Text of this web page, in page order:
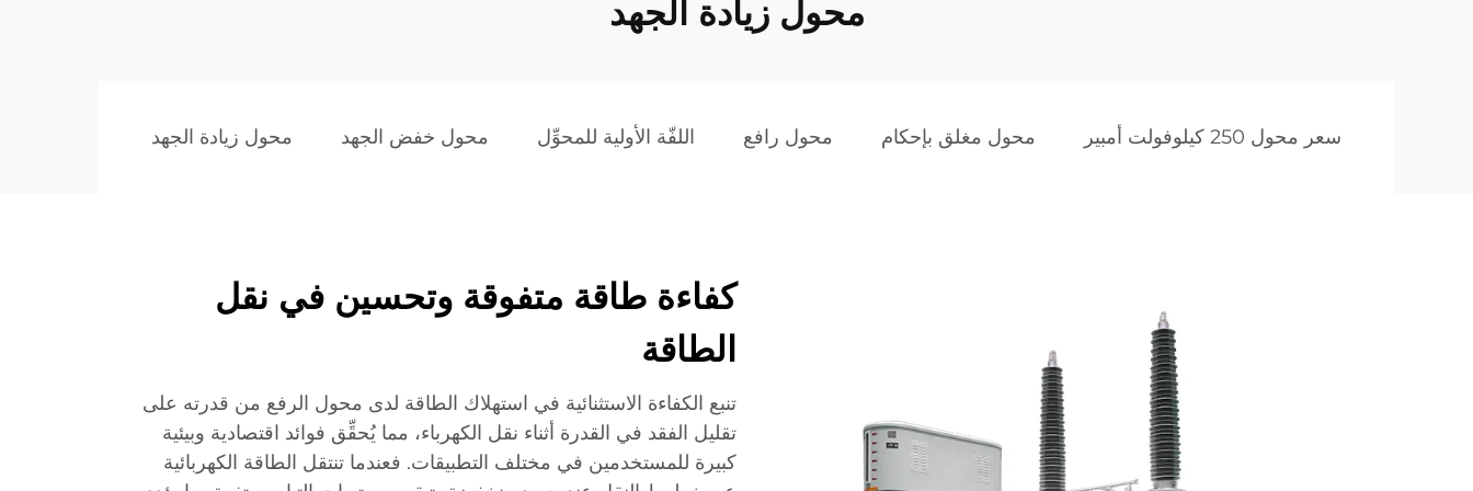
محول زيادة الجهد
سعر محول 250 كيلوفولت أمبير محول مغلق بإحكام محول رافع اللفّة الأولية للمحوِّل محول خفض الجهد محول زيادة الجهد
كفاءة طاقة متفوقة وتحسين في نقل
الطاقة
تنبع الكفاءة الاستثنائية في استهلاك الطاقة لدى محول الرفع من قدرته على
تقليل الفقد في القدرة أثناء نقل الكهرباء، مما يُحقِّق فوائد اقتصادية وبيئية
كبيرة للمستخدمين في مختلف التطبيقات. فعندما تنتقل الطاقة الكهربائية